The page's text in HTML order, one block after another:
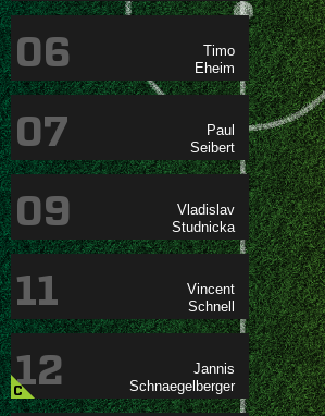


07


09


11


12
C


06